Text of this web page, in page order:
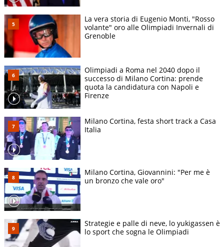
La vera storia di Eugenio Monti, "Rosso
volante" oro alle Olimpiadi Invernali di
Grenoble
Olimpiadi a Roma nel 2040 dopo il
successo di Milano Cortina: prende
quota la candidatura con Napoli e
Firenze
Milano Cortina, festa short track a Casa
Italia
Milano Cortina, Giovannini: "Per me è
un bronzo che vale oro"
Strategie e palle di neve, lo yukigassen è
lo sport che sogna le Olimpiadi